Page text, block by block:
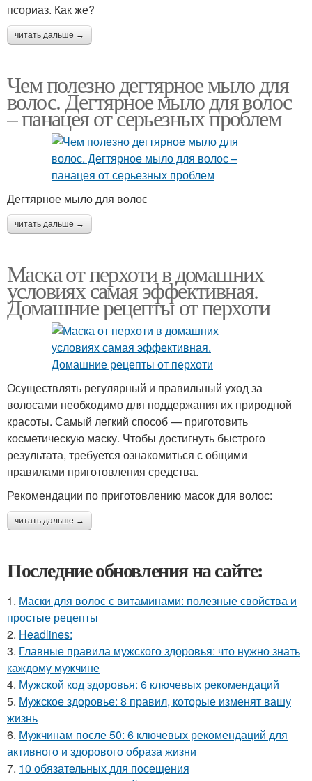
псориаз. Как же?
читать дальше →
Чем полезно дегтярное мыло для
волос. Дегтярное мыло для волос
– панацея от серьезных проблем
Дегтярное мыло для волос
читать дальше →
Маска от перхоти в домашних
условиях самая эффективная.
Домашние рецепты от перхоти
Осуществлять регулярный и правильный уход за
волосами необходимо для поддержания их природной
красоты. Самый легкий способ — приготовить
косметическую маску. Чтобы достигнуть быстрого
результата, требуется ознакомиться с общими
правилами приготовления средства.
Рекомендации по приготовлению масок для волос:
читать дальше →
Последние обновления на сайте:
1. Маски для волос с витаминами: полезные свойства и
простые рецепты
2. Headlines:
3. Главные правила мужского здоровья: что нужно знать
каждому мужчине
4. Мужской код здоровья: 6 ключевых рекомендаций
5. Мужское здоровье: 8 правил, которые изменят вашу
жизнь
6. Мужчинам после 50: 6 ключевых рекомендаций для
активного и здорового образа жизни
7. 10 обязательных для посещения